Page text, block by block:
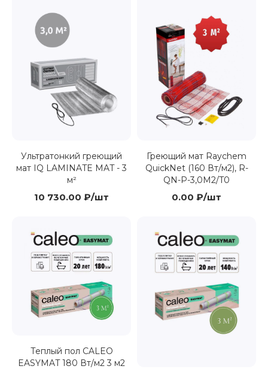
Ультратонкий греющий
мат IQ LAMINATE MAT - 3
м²
10 730.00 ₽/шт
Греющий мат Raychem
QuickNet (160 Вт/м2), R-
QN-P-3,0M2/T0
0.00 ₽/шт
Теплый пол CALEO
EASYMAT 180 Вт/м2 3 м2